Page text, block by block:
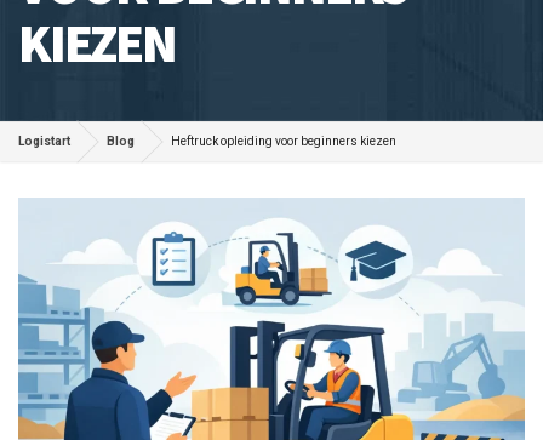
KIEZEN
Logistart Blog Heftruck opleiding voor beginners kiezen